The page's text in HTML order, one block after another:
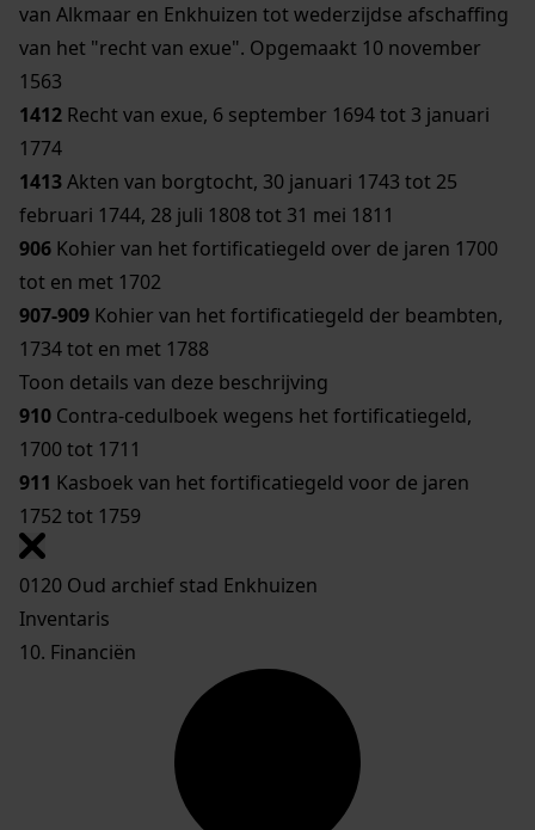
van Alkmaar en Enkhuizen tot wederzijdse afschaffing
van het "recht van exue". Opgemaakt 10 november
1563
1412 Recht van exue, 6 september 1694 tot 3 januari
1774
1413Akten van borgtocht, 30 januari 1743 tot 25
februari 1744, 28 juli 1808 tot 31 mei 1811
906 Kohier van het fortificatiegeld over de jaren 1700
tot en met 1702
907-909 Kohier van het fortificatiegeld der beambten,
1734 tot en met 1788
Toon details van deze beschrijving
910 Contra-cedulboek wegens het fortificatiegeld,
1700 tot 1711
911 Kasboek van het fortificatiegeld voor de jaren
1752 tot 1759
0120 Oud archief stad Enkhuizen
Inventaris
10. Financiën